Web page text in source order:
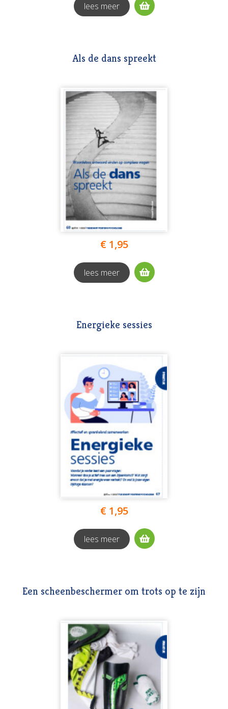
lees meer
Als de dans spreekt
€ 1,95
lees meer
Energieke sessies
€ 1,95
lees meer
Een scheenbeschermer om trots op te zijn